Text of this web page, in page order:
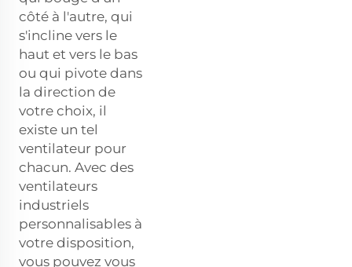
côté à l'autre, qui
s'incline vers le
haut et vers le bas
ou qui pivote dans
la direction de
votre choix, il
existe un tel
ventilateur pour
chacun. Avec des
ventilateurs
industriels
personnalisables à
votre disposition,
vous pouvez vous